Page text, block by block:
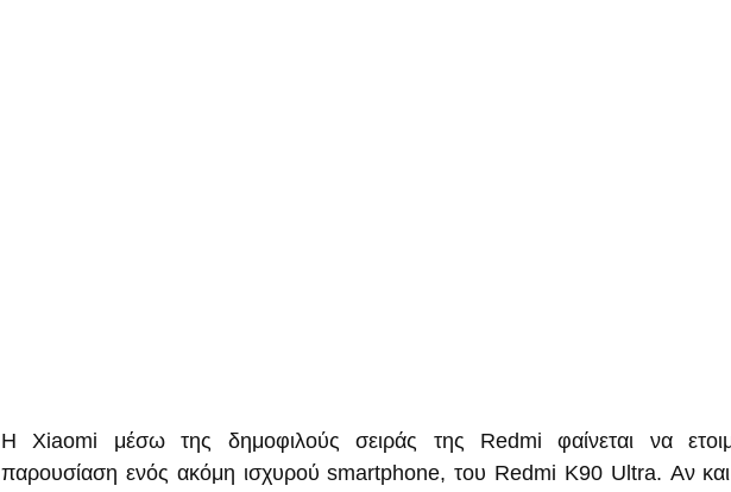
Η Xiaomi μέσω της δημοφιλούς σειράς της Redmi φαίνεται να
παρουσίαση ενός ακόμη ισχυρού smartphone, του Redmi K90 Ultra. Αν